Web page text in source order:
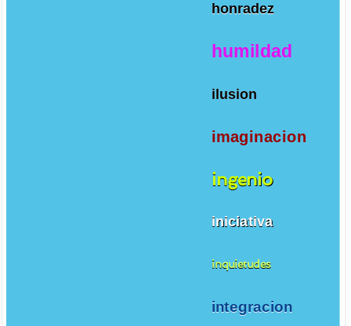
honradez
humildad
ilusion
imaginacion
ingenio
iniciativa
inquietudes
integracion